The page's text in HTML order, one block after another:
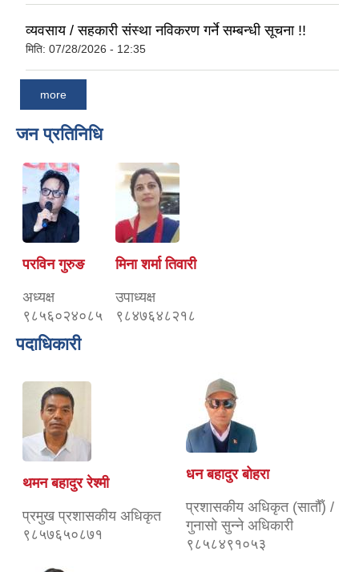
व्यवसाय / सहकारी संस्था नविकरण गर्ने सम्बन्धी सूचना !!
मिति: 07/28/2026 - 12:35
more
जन प्रतिनिधि
परविन गुरुङ
अध्यक्ष
९८५६०२४०८५
मिना शर्मा तिवारी
उपाध्यक्ष
९८४७६४८२१८
पदाधिकारी
थमन बहादुर रेश्मी
प्रमुख प्रशासकीय अधिकृत
९८५७६५०८७१
धन बहादुर बोहरा
प्रशासकीय अधिकृत (सातौँ) /
गुनासो सुन्ने अधिकारी
९८५८४९१०५३